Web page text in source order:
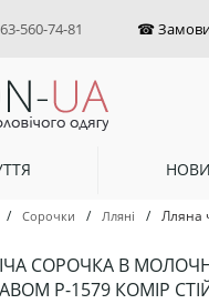
560-74-81
/ Сорочки / Лляні / Лляна
СОРОЧКА В
Р-1579 КОМІР